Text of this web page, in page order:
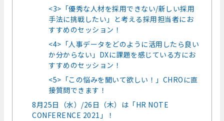
<3>「優秀な人材を採用できない/新しい採用
手法に挑戦したい」と考える採用担当者にお
すすめのセッション！
<4>「人事データをどのように活用したら良い
か分からない」DXに課題を感じている方にお
すすめのセッション！
<5>「この悩みを聞いて欲しい！」CHROに直
接質問できます！
8月25日（水）/26日（木）は「HR NOTE
CONFERENCE 2021」！